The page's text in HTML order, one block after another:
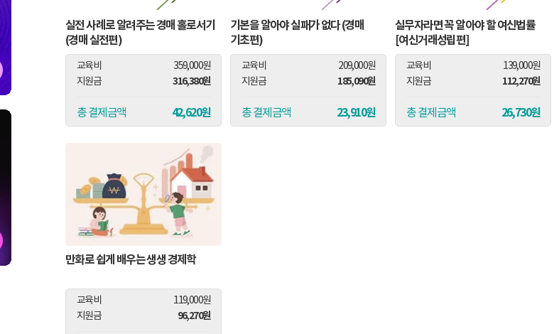
실전 사례로 알려주는 경매 홀로서기
(경매 실전편)
교육비
359,000원
지원금
316,380원
총 결제금액 42,620원
기본을 알아야 실패가 없다 (경매
기초편)
교육비
209,000원
지원금
185,090원
총 결제금액 23,910원
실무자라면 꼭 알아야 할 여신법률
[여신거래성립편]
교육비
139,000원
지원금
112,270원
총 결제금액 26,730원
만화로 쉽게 배우는 생생 경제학
교육비
119,000원
지원금
96,270원